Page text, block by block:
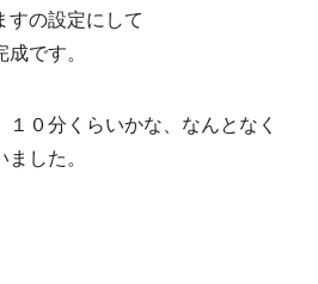
すの設定にして
です。
０分くらいかな、なんとなく
した。